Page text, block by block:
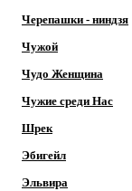
Черепашки - ниндзя
Чужой
Чудо Женщина
Чужие среди Нас
Шрек
Эбигейл
Эльвира